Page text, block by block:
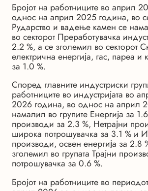
Бројот на работниците во април
однос на април 2025 година, во
Рударство и вадење камен се
во секторот Преработувачка
2.2 %, а се зголемил во секторот
електрична енергија, гас, пареа и
за 1.0 %.
Според главните индустриски
работниците во индустријата во
2026 година, во однос на април
намалил во групите Енергија за
производи за 2.3 %, Нетрајни
широка потрошувачка за 3.1 % и
производи, освен енергија за 2.8
зголемил во групата Трајни
потрошувачка за 0.6 %.
Бројот на работниците во